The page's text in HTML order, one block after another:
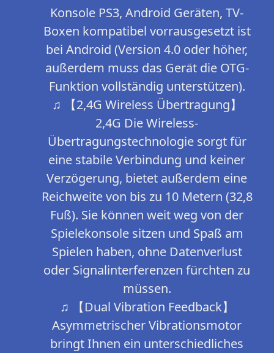
Konsole PS3, Android Geräten, TV-
Boxen kompatibel vorrausgesetzt ist
bei Android (Version 4.0 oder höher,
außerdem muss das Gerät die OTG-
Funktion vollständig unterstützen).
♫ 【2,4G Wireless Übertragung】
2,4G Die Wireless-
Übertragungstechnologie sorgt für
eine stabile Verbindung und keiner
Verzögerung, bietet außerdem eine
Reichweite von bis zu 10 Metern (32,8
Fuß). Sie können weit weg von der
Spielekonsole sitzen und Spaß am
Spielen haben, ohne Datenverlust
oder Signalinterferenzen fürchten zu
müssen.
♫ 【Dual Vibration Feedback】
Asymmetrischer Vibrationsmotor
bringt Ihnen ein unterschiedliches